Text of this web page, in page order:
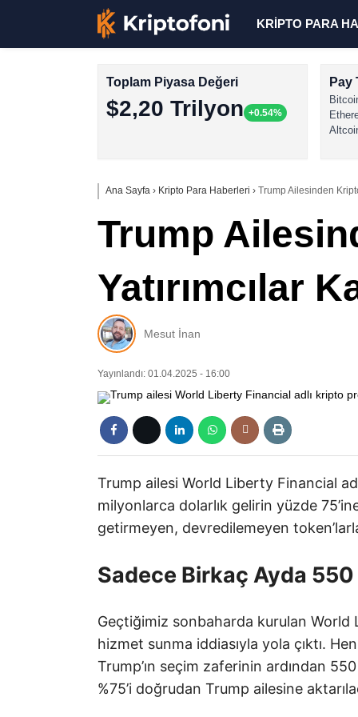
KRİPTO PARA
Toplam Piyasa Değeri
$2,20 Trilyon +0.54%
Pay
Ana Sayfa › Kripto Para Haberleri › Trump Ailesinden
Trump
Yatırımcılar
Mesut İnan
Yayınlandı: 01.04.2025 - 16:00
Trump ailesi World Liberty Financial
milyonlarca dolarlık gelirin yüzde
getirmeyen, devredilemeyen
Sadece Birkaç Ayda
Geçtiğimiz sonbaharda kurulan
hizmet sunma iddiasıyla yola çıktı.
Trump’ın seçim zaferinin ardından
%75’i doğrudan Trump ailesine